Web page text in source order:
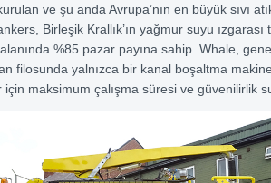
ve şu anda Avrupa’nın en büyük sıvı
Birleşik Krallık’ın yağmur suyu
%85 pazar payına sahip. Whale,
filosunda yalnızca bir kanal boşaltma
için maksimum çalışma süresi ve güvenilirlik